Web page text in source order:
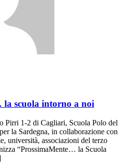
la scuola intorno a noi
Pirri 1-2 di Cagliari, Scuola Polo del
la Sardegna, in collaborazione con
università, associazioni del terzo
“ProssimaMente… la Scuola